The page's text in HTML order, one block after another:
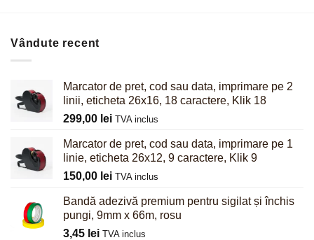
Vândute recent
Marcator de pret, cod sau data, imprimare pe 2
linii, eticheta 26x16, 18 caractere, Klik 18
299,00 lei TVA inclus
Marcator de pret, cod sau data, imprimare pe 1
linie, eticheta 26x12, 9 caractere, Klik 9
150,00 lei TVA inclus
Bandă adezivă premium pentru sigilat și închis
pungi, 9mm x 66m, rosu
3,45 lei TVA inclus